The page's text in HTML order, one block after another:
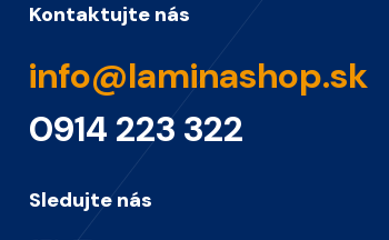
Kontaktujte nás
info@laminashop.sk
0914 223 322
Sledujte nás